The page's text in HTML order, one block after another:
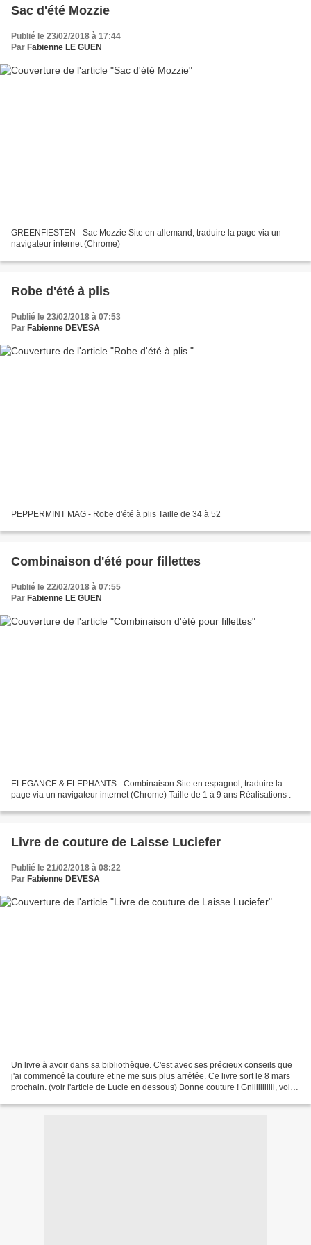
Sac d'été Mozzie
Publié le 23/02/2018 à 17:44
Par Fabienne LE GUEN
GREENFIESTEN - Sac Mozzie Site en allemand, traduire la page via un
navigateur internet (Chrome)
Robe d'été à plis
Publié le 23/02/2018 à 07:53
Par Fabienne DEVESA
PEPPERMINT MAG - Robe d'été à plis Taille de 34 à 52
Combinaison d'été pour fillettes
Publié le 22/02/2018 à 07:55
Par Fabienne LE GUEN
ELEGANCE & ELEPHANTS - Combinaison Site en espagnol, traduire la
page via un navigateur internet (Chrome) Taille de 1 à 9 ans Réalisations :
Livre de couture de Laisse Luciefer
Publié le 21/02/2018 à 08:22
Par Fabienne DEVESA
Un livre à avoir dans sa bibliothèque. C'est avec ses précieux conseils que
j'ai commencé la couture et ne me suis plus arrêtée. Ce livre sort le 8 mars
prochain. (voir l'article de Lucie en dessous) Bonne couture ! Gniiiiiiiiiii, voilà